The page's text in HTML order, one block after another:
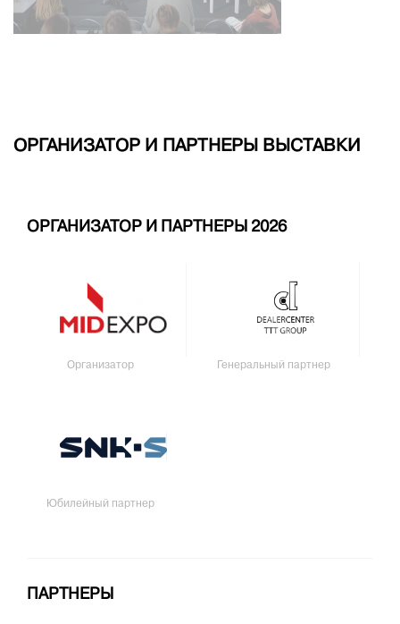
ОРГАНИЗАТОР И ПАРТНЕРЫ ВЫСТАВКИ
ОРГАНИЗАТОР И ПАРТНЕРЫ 2026
Организатор Генеральный партнер
Юбилейный партнер
ПАРТНЕРЫ